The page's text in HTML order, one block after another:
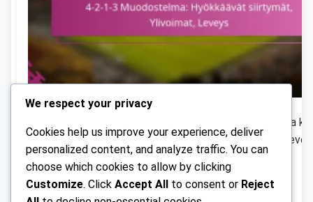
4-2-1-3 -muotoilu on jalkapallon taktinen asettelu, joka
vahvaa keskikenttäosaamista samalla kun se tarjoaa
hyökkäysvaihtoehtoja. Tämä muotoilu parantaa […]
We respect your privacy
Cookies help us improve your experience, deliver
personalized content, and analyze traffic. You can
choose which cookies to allow by clicking
Customize. Click Accept All to consent or Reject